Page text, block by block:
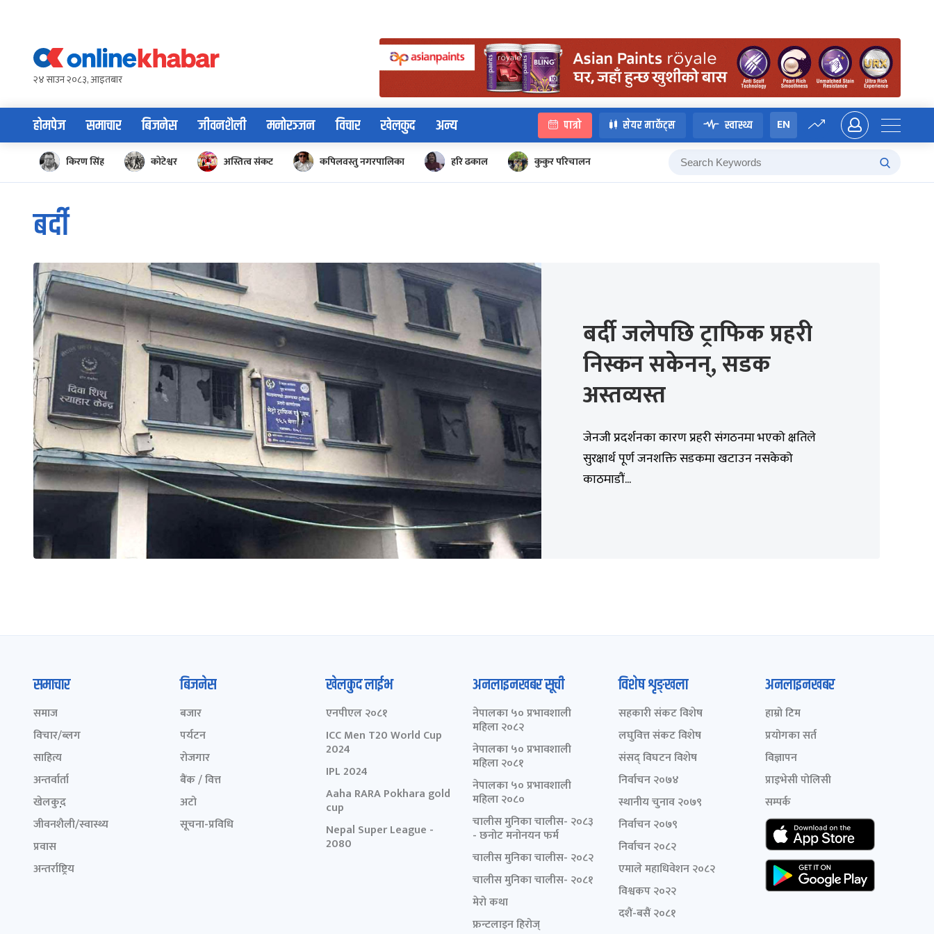
content२४ साउन २०८३, आइतबार
होमपेज समाचार बिजनेस जीवनशैली मनोरञ्जन विचार खेलकुद अन्य पात्रो सेयर मार्केट्स स्वास्थ्य EN
किरण सिंह कोटेश्वर अस्तित्व संकट कपिलवस्तु नगरपालिका हरि ढकाल कुकुर परिचालन
बर्दी
बर्दी जलेपछि ट्राफिक प्रहरी
निस्कन सकेनन्, सडक
अस्तव्यस्त
जेनजी प्रदर्शनका कारण प्रहरी संगठनमा भएको क्षतिले
सुरक्षार्थ पूर्ण जनशक्ति सडकमा खटाउन नसकेको
काठमाडौं...
समाचार
समाज
विचार/ब्लग
साहित्य
अन्तर्वार्ता
खेलकुद़़
जीवनशैली/स्वास्थ्य
प्रवास
अन्तर्राष्ट्रिय
बिजनेस
बजार
पर्यटन
रोजगार
बैंक / वित्त
अटो
सूचना-प्रविधि
खेलकुद लाईभ
एनपीएल २०८१
ICC Men T20 World Cup
2024
IPL 2024
Aaha RARA Pokhara gold
cup
Nepal Super League -
2080
अनलाइनखबर सूची
नेपालका ५० प्रभावशाली
महिला २०८२
नेपालका ५० प्रभावशाली
महिला २०८१
नेपालका ५० प्रभावशाली
महिला २०८०
चालीस मुनिका चालीस- २०८३
- छनोट मनोनयन फर्म
चालीस मुनिका चालीस- २०८२
चालीस मुनिका चालीस- २०८१
मेरो कथा
फ्रन्टलाइन हिरोज्
विशेष शृङ्खला
सहकारी संकट विशेष
लघुवित्त संकट विशेष
संसद् विघटन विशेष
निर्वाचन २०७४
स्थानीय चुनाव २०७९
निर्वाचन २०७९
निर्वाचन २०८२
एमाले महाधिवेशन २०८२
विश्वकप २०२२
दशैं-बसैं २०८१
अनलाइनखबर
हाम्रो टिम
प्रयोगका सर्त
विज्ञापन
प्राइभेसी पोलिसी
सम्पर्क